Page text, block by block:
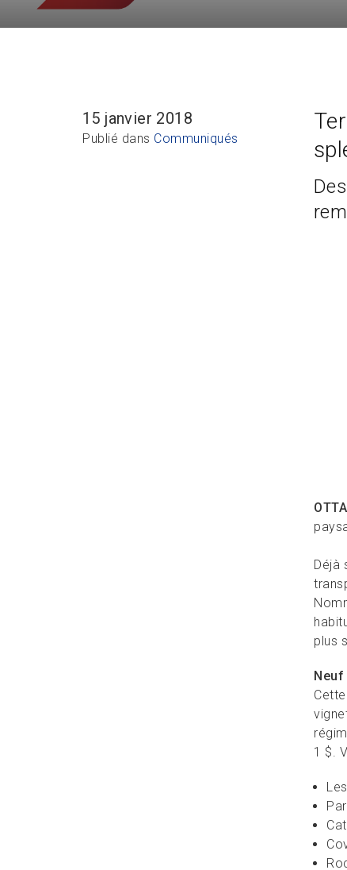
15 janvier 2018
Publié dans Communiqués
Déjà
plus
1 $.